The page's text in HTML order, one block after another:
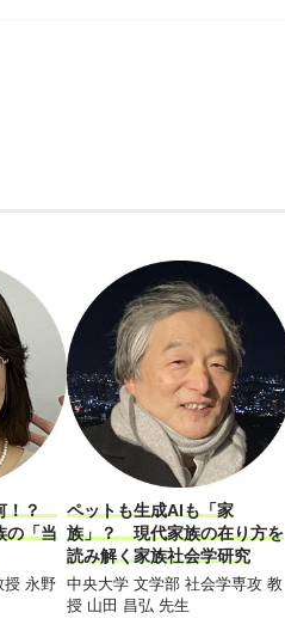
！？
の「当
授 永野
ペットも生成AIも「家
族」？ 現代家族の在り方を
読み解く家族社会学研究
中央大学 文学部 社会学専攻 教
授 山田 昌弘 先生